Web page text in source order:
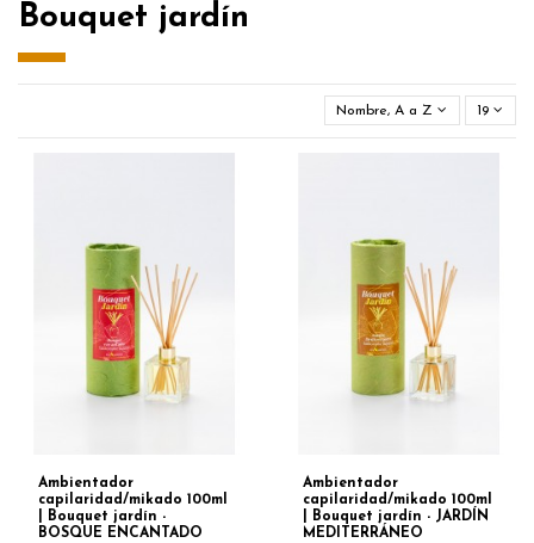
Bouquet jardín
Nombre, A a Z 19
Ambientador
capilaridad/mikado 100ml
| Bouquet jardín -
BOSQUE ENCANTADO
Ambientador
capilaridad/mikado 100ml
| Bouquet jardín - JARDÍN
MEDITERRÁNEO